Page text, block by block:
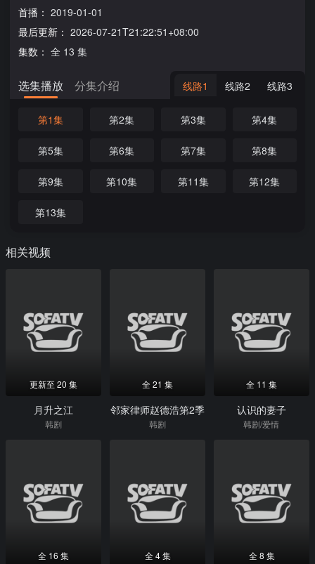
首播： 2019-01-01
最后更新： 2026-07-21T21:22:51+08:00
集数： 全 13 集
选集播放 分集介绍 线路1 线路2 线路3
第1集 第2集 第3集 第4集
第5集 第6集 第7集 第8集
第9集 第10集 第11集 第12集
第13集
相关视频
更新至 20 集
月升之江
韩剧
全 21 集
邻家律师赵德浩第2季
韩剧
全 11 集
认识的妻子
韩剧/爱情
全 16 集 全 4 集 全 8 集